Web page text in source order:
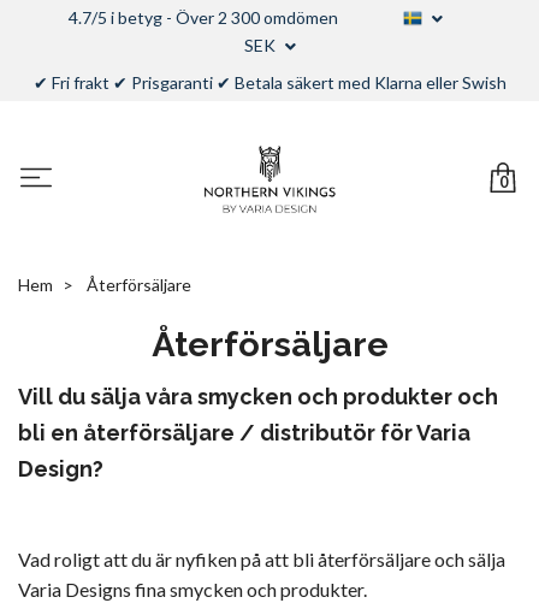
4.7/5 i betyg - Över 2 300 omdömen
SEK
✔ Fri frakt ✔ Prisgaranti ✔ Betala säkert med Klarna eller Swish
0
Hem Återförsäljare
Återförsäljare
Vill du sälja våra smycken och produkter och
bli en återförsäljare / distributör för Varia
Design?
Vad roligt att du är nyfiken på att bli återförsäljare och sälja
Varia Designs fina smycken och produkter.